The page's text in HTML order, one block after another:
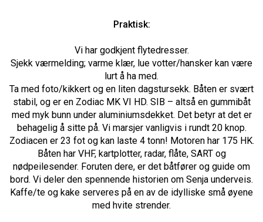
Praktisk:
Vi har godkjent flytedresser.
Sjekk værmelding; varme klær, lue votter/hansker kan være
lurt å ha med.
Ta med foto/kikkert og en liten dagstursekk. Båten er svært
stabil, og er en Zodiac MK VI HD. SIB – altså en gummibåt
med myk bunn under aluminiumsdekket. Det betyr at det er
behagelig å sitte på. Vi marsjer vanligvis i rundt 20 knop.
Zodiacen er 23 fot og kan laste 4 tonn! Motoren har 175 HK.
Båten har VHF, kartplotter, radar, flåte, SART og
nødpeilesender. Foruten dere, er det båtfører og guide om
bord. Vi deler den spennende historien om Senja underveis.
Kaffe/te og kake serveres på en av de idylliske små øyene
med hvite strender.